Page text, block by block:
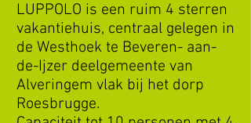
LUPPOLO is een ruim 4 sterren
vakantiehuis, centraal gelegen in
de Westhoek te Beveren- aan-
de-Ijzer deelgemeente van
Alveringem vlak bij het dorp
Roesbrugge.